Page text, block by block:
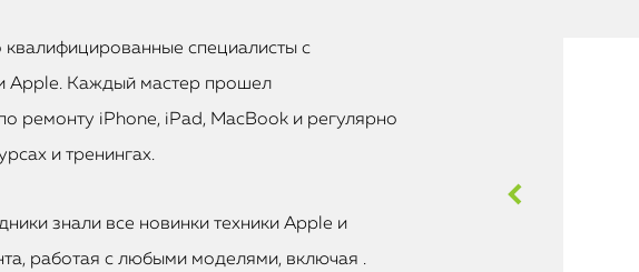
специалисты с
Apple. Каждый мастер прошел
ремонту iPhone, iPad, MacBook и регулярно
и тренингах.
знали все новинки техники Apple и
работая с любыми моделями, включая .